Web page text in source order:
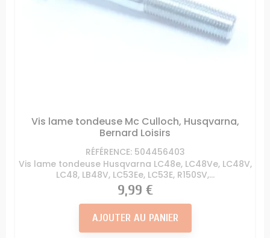
Vis lame tondeuse Mc Culloch, Husqvarna,
Bernard Loisirs
RÉFÉRENCE: 504456403
Vis lame tondeuse Husqvarna LC48e, LC48Ve, LC48V,
LC48, LB48V, LC53Ee, LC53E, R150SV,...
Prix
9,99 €
AJOUTER AU PANIER